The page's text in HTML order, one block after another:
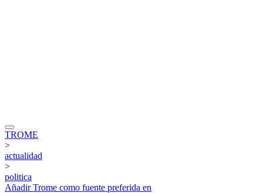
TROME
>
actualidad
>
politica
AñadirTrome como fuente preferida en